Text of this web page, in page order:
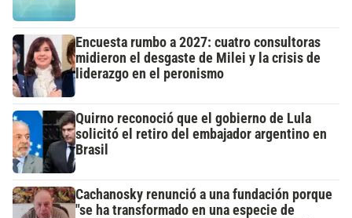
Encuesta rumbo a 2027: cuatro consultoras
midieron el desgaste de Milei y la crisis de
liderazgo en el peronismo
Quirno reconoció que el gobierno de Lula
solicitó el retiro del embajador argentino en
Brasil
Cachanosky renunció a una fundación porque
"se ha transformado en una especie de